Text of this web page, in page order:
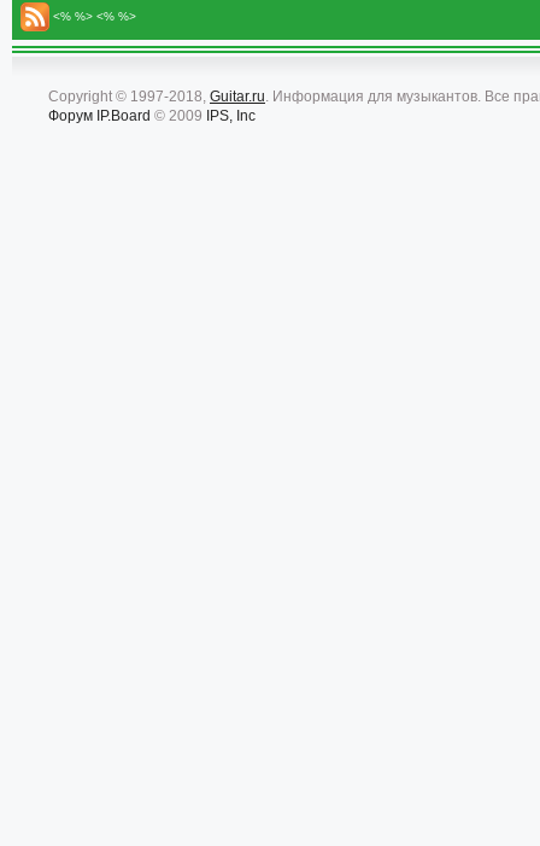
<% %> <% %>
Copyright © 1997-2018, Guitar.ru. Информация для музыкантов. Все
Форум IP.Board © 2009 IPS, Inc